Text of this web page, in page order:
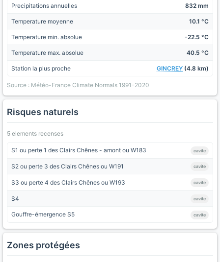
Precipitations annuelles 832 mm
Temperature moyenne 10.1 °C
Temperature min. absolue -22.5 °C
Temperature max. absolue 40.5 °C
Station la plus proche GINCREY (4.8 km)
Source : Météo-France Climate Normals 1991-2020
Risques naturels
5 elements recenses
S1 ou perte 1 des Clairs Chênes - amont ou W183 cavite
S2 ou perte 3 des Clairs Chênes ou W191 cavite
S3 ou perte 4 des Clairs Chênes ou W193 cavite
S4 cavite
Gouffre-émergence S5 cavite
Zones protégées